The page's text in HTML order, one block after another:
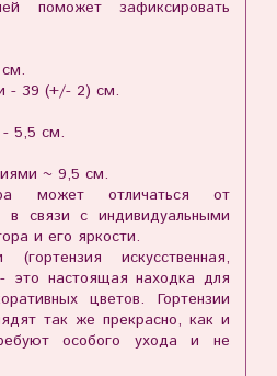
поможет зафиксировать
- 39 (+/- 2) см.
5,5 см.
~ 9,5 см.
может отличаться от
в связи с индивидуальными
и его яркости.
(гортензия искусственная,
это настоящая находка для
цветов. Гортензии
так же прекрасно, как и
особого ухода и не